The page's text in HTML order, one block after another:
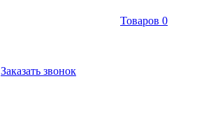
Товаров 0
Заказать звонок